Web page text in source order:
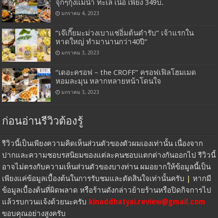
จุกๆกุ้งแม่น้ำ ทะเล เนื้อ เพียง 349บ.
มกราคม 4, 2023
“เจ๊เกี๊ยมะม่วงเบาแช่อิ่มต้นตำรับ” เจ้าแรกใน
หาดใหญ่ ทำมานานกว่า40ปี”
มกราคม 3, 2023
“เดอะครอฟ – the CROFF” ครอฟเฟิลโฮมเมด
หอมละมุน หลากหลายหน้าโดนใจ
มกราคม 3, 2023
ก่อนอ่านรีวิวต้องรู้
รีวิวนี้เป็นเพียงความคิดเห็นส่วนตัวของตัวผมเองเท่านั้น เนื่องจาก
ปากและความชอบรสนิยมของแต่ละคนชอบแตกต่างกันออกไป รีวิวนี้
อาจไม่ตรงกับความเห็นส่วนตัวของบางท่าน ผมอยากให้ข้อมูลนี้เป็น
เพียงแค่ข้อมูลเบื้องต้นในการรับชมและตัดสินใจเท่านั้นครับ | หากมี
ข้อมูลเบื้องต้นที่ผิดพลาด หรือร้านดังกล่าวย้ายร้านหรือปิดกิจการไป
แล้วรบกวนแจ้งด้วยนะครับ kinaddhatyai.review@gmail.com
ขอบคุณอย่างสูงครับ